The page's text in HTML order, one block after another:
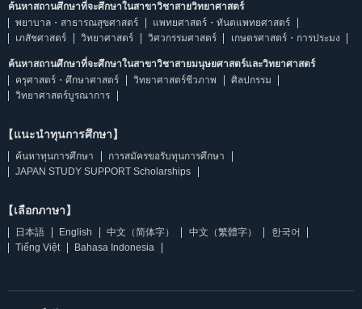
ค้นหาสถานศึกษาที่จะศึกษาในสาขาวิชาสายวิทยาศาสตร์
พยาบาล・สาธารณสุขศาสตร์
แพทยศาสตร์・ทันตแพทยศาสตร์
เภสัชศาสตร์
วิทยาศาสตร์ วิศวกรรมศาสตร์ เกษตรศาสตร์・การประมง
ค้นหาสถานศึกษาที่จะศึกษาในสาขาวิชาสายมนุษยศาสตร์และวิทยาศาสตร์
ครุศาสตร์・ศึกษาศาสตร์
วิทยาศาสตร์ชีวภาพ
ศิลปกรรม
วิทยาศาสตร์บูรณาการ
【แนะนำทุนการศึกษา】
ค้นหาทุนการศึกษา
การสมัครขอรับทุนการศึกษา
JAPAN STUDY SUPPORT Scholarships
【เลือกภาษา】
日本語 English 中文（简体字） 中文（繁體字）
한국어
Tiếng Việt
Bahasa Indonesia